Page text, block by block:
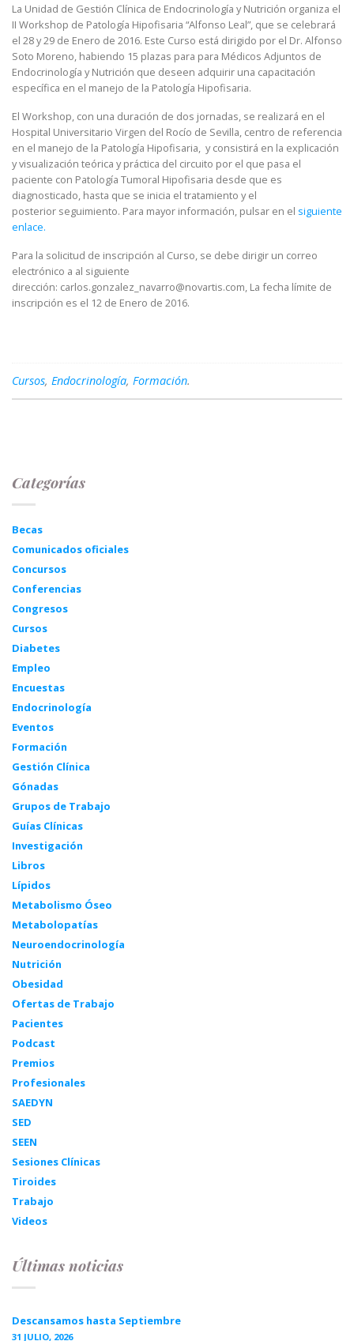
La Unidad de Gestión Clínica de Endocrinología y Nutrición organiza el
II Workshop de Patología Hipofisaria “Alfonso Leal”, que se celebrará
el 28 y 29 de Enero de 2016. Este Curso está dirigido por el Dr. Alfonso
Soto Moreno, habiendo 15 plazas para para Médicos Adjuntos de
Endocrinología y Nutrición que deseen adquirir una capacitación
específica en el manejo de la Patología Hipofisaria.
El Workshop, con una duración de dos jornadas, se realizará en el
Hospital Universitario Virgen del Rocío de Sevilla, centro de referencia
en el manejo de la Patología Hipofisaria, y consistirá en la explicación
y visualización teórica y práctica del circuito por el que pasa el
paciente con Patología Tumoral Hipofisaria desde que es
diagnosticado, hasta que se inicia el tratamiento y el
posterior seguimiento. Para mayor información, pulsar en el siguiente
enlace.
Para la solicitud de inscripción al Curso, se debe dirigir un correo
electrónico a al siguiente
dirección: carlos.gonzalez_navarro@novartis.com, La fecha límite de
inscripción es el 12 de Enero de 2016.
Cursos, Endocrinología, Formación.
Categorías
Becas
Comunicados oficiales
Concursos
Conferencias
Congresos
Cursos
Diabetes
Empleo
Encuestas
Endocrinología
Eventos
Formación
Gestión Clínica
Gónadas
Grupos de Trabajo
Guías Clínicas
Investigación
Libros
Lípidos
Metabolismo Óseo
Metabolopatías
Neuroendocrinología
Nutrición
Obesidad
Ofertas de Trabajo
Pacientes
Podcast
Premios
Profesionales
SAEDYN
SED
SEEN
Sesiones Clínicas
Tiroides
Trabajo
Videos
Últimas noticias
Descansamos hasta Septiembre
31 JULIO, 2026